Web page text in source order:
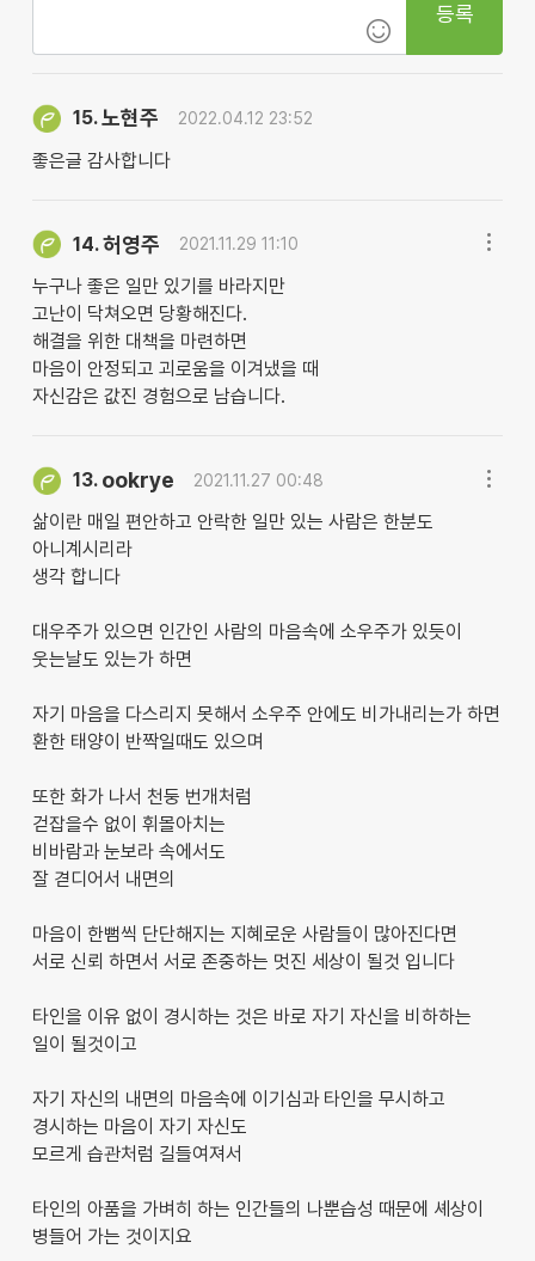
등록
15.노현주 2022.04.12 23:52
좋은글 감사합니다
14.허영주 2021.11.29 11:10
누구나 좋은 일만 있기를 바라지만
고난이 닥쳐오면 당황해진다.
해결을 위한 대책을 마련하면
마음이 안정되고 괴로움을 이겨냈을 때
자신감은 값진 경험으로 남습니다.
13. ookrye 2021.11.27 00:48
삶이란 매일 편안하고 안락한 일만 있는 사람은 한분도
아니계시리라
생각 합니다
대우주가 있으면 인간인 사람의 마음속에 소우주가 있듯이
웃는날도 있는가 하면
자기 마음을 다스리지 못해서 소우주 안에도 비가내리는가 하면
환한 태양이 반짝일때도 있으며
또한 화가 나서 천둥 번개처럼
걷잡을수 없이 휘몰아치는
비바람과 눈보라 속에서도
잘 겯디어서 내면의
마음이 한뻠씩 단단해지는 지혜로운 사람들이 많아진다면
서로 신뢰 하면서 서로 존중하는 멋진 세상이 될것 입니다
타인을 이유 없이 경시하는 것은 바로 자기 자신을 비하하는
일이 될것이고
자기 자신의 내면의 마음속에 이기심과 타인을 무시하고
경시하는 마음이 자기 자신도
모르게 습관처럼 길들여져서
타인의 아품을 가벼히 하는 인간들의 나뿐습성 때문에 셰상이
병들어 가는 것이지요